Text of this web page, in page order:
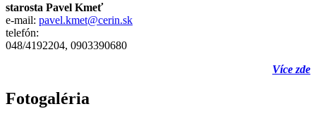
starosta Pavel Kmeť
e-mail: pavel.kmet@cerin.sk
telefón:
048/4192204, 0903390680
Více zde
Fotogaléria